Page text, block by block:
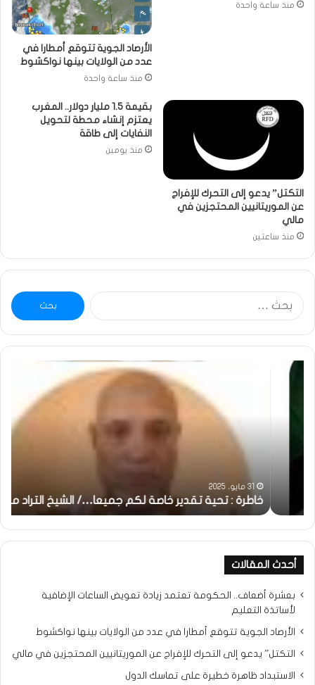
منذ ساعة واحدة
الأرصاد الجوية تتوقع أمطارا في
عدد من الولايات بينها نواكشوط
منذ ساعة واحدة
التكتل” يدعو إلى التحرك للإفراج
عن الموريتانيين المحتجزين في
مالي
منذ ساعتين
بقيمة 1.5 مليار دولار.. المغرب
يعتزم إنشاء محطة لتحويل
النفايات إلى طاقة
منذ يومين
البحث
عن:
خاطرة
خاطرة : تحية تقدير خاصة لكم جميعا…/ الشيخ التراد محمد
أحدث المقالات
بعشرة أضعاف.. الحكومة تعتمد زيادة تعويض الساعات الإضافية
لأساتذة التعليم
الأرصاد الجوية تتوقع أمطارا في عدد من الولايات بينها نواكشوط
التكتل” يدعو إلى التحرك للإفراج عن الموريتانيين المحتجزين في مالي
الاستبداد ظاهرة خطيرة على تماسك الدول